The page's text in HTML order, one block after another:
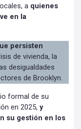
a quienes
en la
persisten
de vivienda, la
desigualdades
de Brooklyn.
formal de su
en 2025, y
su gestión en los